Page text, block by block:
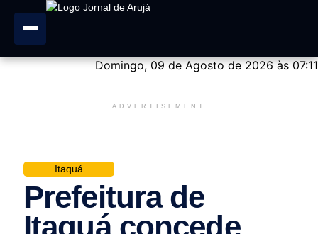
Domingo, 09 de Agosto de 2026 às 07:11
ADVERTISEMENT
Itaquá
Prefeitura de
Itaquá concede